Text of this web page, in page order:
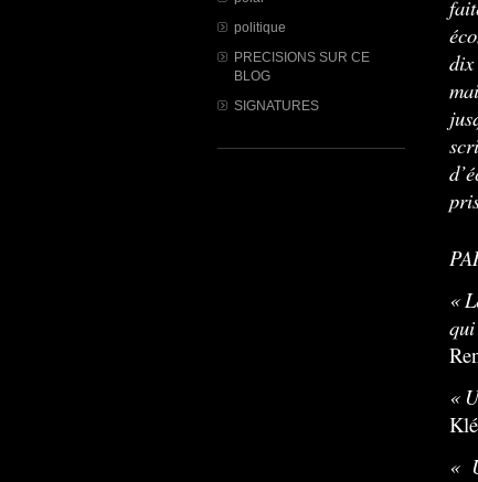
politique
PRECISIONS SUR CE
BLOG
SIGNATURES
«
«
«